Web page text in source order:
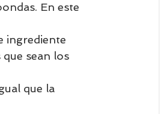
En este
ingrediente
sean los
que la